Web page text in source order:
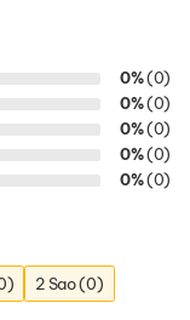
0%(0)
0%(0)
0%(0)
0%(0)
0%(0)
2 Sao (0)